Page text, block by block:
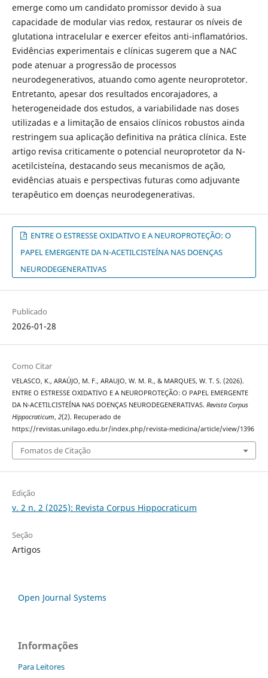
emerge como um candidato promissor devido à sua
capacidade de modular vias redox, restaurar os níveis de
glutationa intracelular e exercer efeitos anti-inflamatórios.
Evidências experimentais e clínicas sugerem que a NAC
pode atenuar a progressão de processos
neurodegenerativos, atuando como agente neuroprotetor.
Entretanto, apesar dos resultados encorajadores, a
heterogeneidade dos estudos, a variabilidade nas doses
utilizadas e a limitação de ensaios clínicos robustos ainda
restringem sua aplicação definitiva na prática clínica. Este
artigo revisa criticamente o potencial neuroprotetor da N-
acetilcisteína, destacando seus mecanismos de ação,
evidências atuais e perspectivas futuras como adjuvante
terapêutico em doenças neurodegenerativas.
ENTRE O ESTRESSE OXIDATIVO E A NEUROPROTEÇÃO: O
PAPEL EMERGENTE DA N-ACETILCISTEÍNA NAS DOENÇAS
NEURODEGENERATIVAS
Publicado
2026-01-28
Como Citar
VELASCO, K., ARAÚJO, M. F., ARAUJO, W. M. R., & MARQUES, W. T. S. (2026).
ENTRE O ESTRESSE OXIDATIVO E A NEUROPROTEÇÃO: O PAPEL EMERGENTE
DA N-ACETILCISTEÍNA NAS DOENÇAS NEURODEGENERATIVAS. Revista Corpus
Hippocraticum, 2(2). Recuperado de
https://revistas.unilago.edu.br/index.php/revista-medicina/article/view/1396
Fomatos de Citação
Edição
v. 2 n. 2 (2025): Revista Corpus Hippocraticum
Seção
Artigos
Open Journal Systems
Informações
Para Leitores